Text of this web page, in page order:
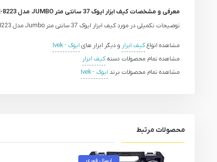
معرفی و مشخصات کیف ابزار ایوک 37 سانتی متر JUMBO مدل K-8223
توضیحات تکمیلی در مورد کیف ابزار ایوک 37 سانتی متر Jumbo مدل K-8223 در آینده انتشار می‌یابد.
مشاهده انواعکیف ابزار و دیگر ابزار های ایوک - Ivek
مشاهده تمام محصولات دستهکیف ابزار
مشاهده تمام محصولات برند ایوک - Ivek
محصولات مرتبط